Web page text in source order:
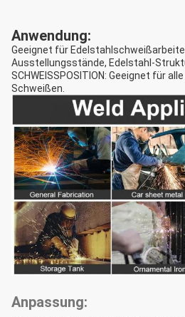
Anwendung:
Geeignet für
Ausstellungsstände, Edelstahl-
SCHWEISSPOSITION: Geeignet für
Schweißen.
Anpassung: